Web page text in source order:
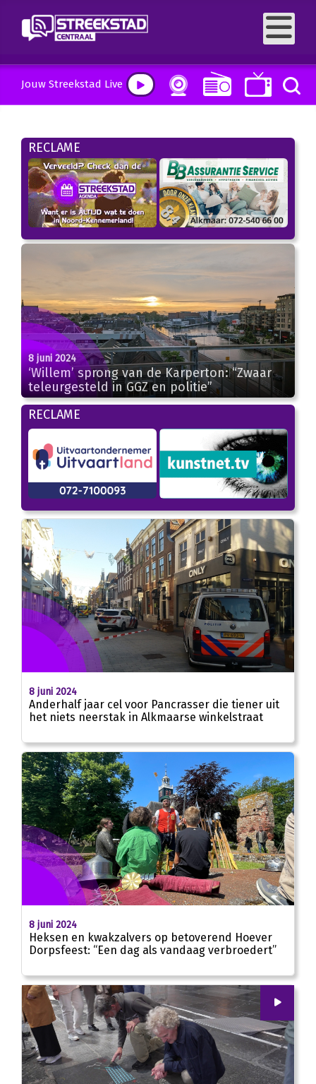
Jouw Streekstad Live
RECLAME
8 juni 2024
‘Willem’ sprong van de Karperton: “Zwaar
teleurgesteld in GGZ en politie”
RECLAME
8 juni 2024
Anderhalf jaar cel voor Pancrasser die tiener uit
het niets neerstak in Alkmaarse winkelstraat
8 juni 2024
Heksen en kwakzalvers op betoverend Hoever
Dorpsfeest: “Een dag als vandaag verbroedert”
00:00